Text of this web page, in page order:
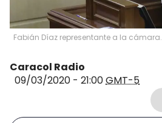
Fabián Díaz representante a la cámara.
Caracol Radio
09/03/2020 - 21:00GMT-5